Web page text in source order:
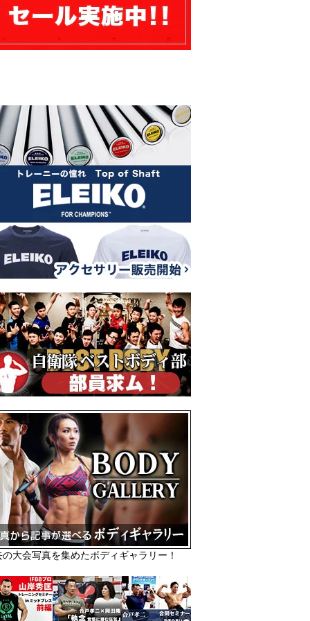
の大会写真を集めたボディギャラリー！